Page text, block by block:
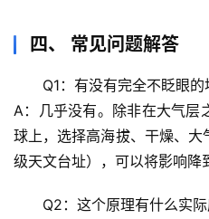
理
辟
谣
四、 常见问题解答
Q1：有没有完全不眨眼的
A：几乎没有。除非在大气层
球上，选择高海拔、干燥、
级天文台址），可以将影响降
Q2：这个原理有什么实际